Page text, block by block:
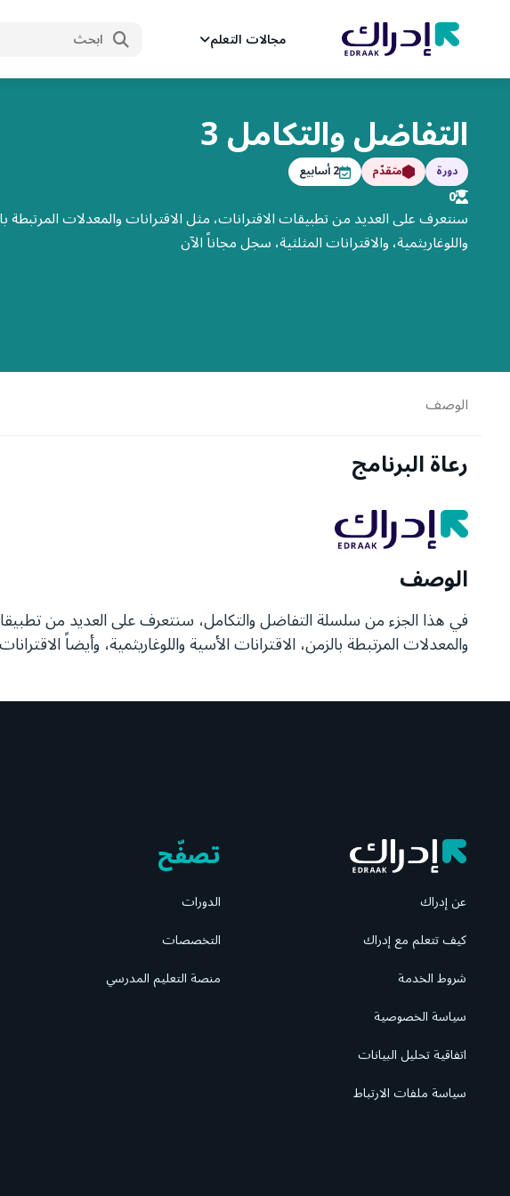
مجالات التعلم ابحث
التفاضل والتكامل 3
دورة متقدّم 2أسابيع
0
سنتعرف على العديد من تطبيقات الاقترانات، مثل الاقترانات والمعدلات المرتبطة
واللوغاريثمية، والاقترانات المثلثية، سجل مجاناً الآن
الوصف
رعاة البرنامج
الوصف
في هذا الجزء من سلسلة التفاضل والتكامل، سنتعرف على العديد من
والمعدلات المرتبطة بالزمن، الاقترانات الأسية واللوغاريثمية، وأيضاً
عن إدراك
كيف تتعلم مع إدراك
شروط الخدمة
سياسة الخصوصية
اتفاقية تحليل البيانات
سياسة ملفات الارتباط
تصفّح
الدورات
التخصصات
منصة التعليم المدرسي